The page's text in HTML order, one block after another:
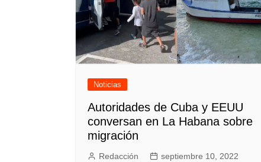
Noticias
Autoridades de Cuba y EEUU
conversan en La Habana sobre
migración
Redacción septiembre 10, 2022